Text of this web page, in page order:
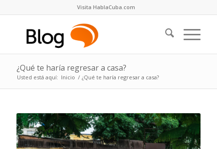
Visita HablaCuba.com
¿Qué te haría regresar a casa?
Usted está aquí: Inicio / ¿Qué te haría regresar a casa?